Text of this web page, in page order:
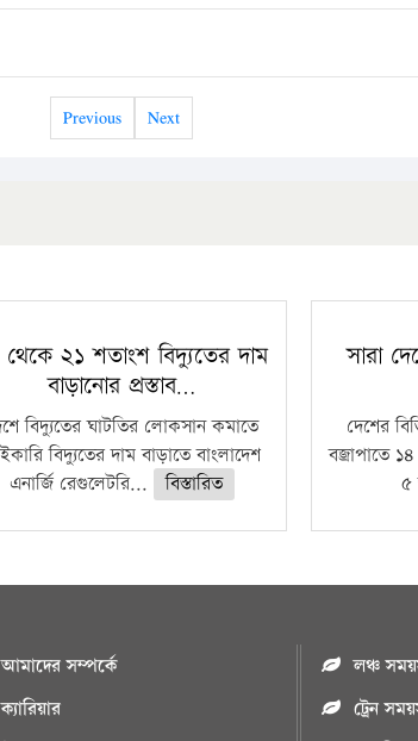
Previous Next
২১ শতাংশ বিদ্যুতের দাম
বাড়ানোর প্রস্তাব…
বিদ্যুতের ঘাটতির লোকসান কমাতে
বিদ্যুতের দাম বাড়াতে বাংলাদেশ
এনার্জি রেগুলেটরি...
বিস্তারিত
সারা
দেশের
বজ্রাপাতে
৫
আমাদের সম্পর্কে
ক্যারিয়ার
লঞ্চ
ট্রেন